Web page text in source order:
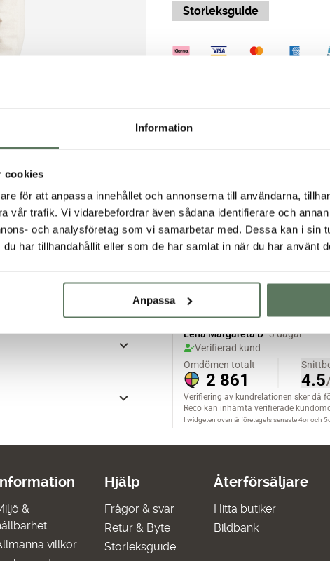
Information
cookies
för att anpassa innehållet och annonserna till användarna,
vår trafik. Vi vidarebefordrar även sådana identifierare och
och analysföretag som vi samarbetar med. Dessa kan i sin
har tillhandahållit eller som de har samlat in när du har använt
Anpassa
Storleksguide
&
villkor
Hjälp
Frågor & svar
Retur & Byte
Storleksguide
Återförsäljare
Hitta butiker
Bildbank